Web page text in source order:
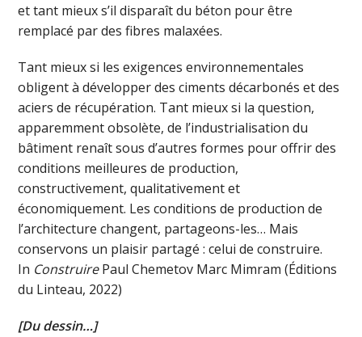
et tant mieux s’il disparaît du béton pour être
remplacé par des fibres malaxées.
Tant mieux si les exigences environnementales
obligent à développer des ciments décarbonés et des
aciers de récupération. Tant mieux si la question,
apparemment obsolète, de l’industrialisation du
bâtiment renaît sous d’autres formes pour offrir des
conditions meilleures de production,
constructivement, qualitativement et
économiquement. Les conditions de production de
l’architecture changent, partageons-les… Mais
conservons un plaisir partagé : celui de construire.
In ConstruirePaul Chemetov Marc Mimram (Éditions
du Linteau, 2022)
[Du dessin…]